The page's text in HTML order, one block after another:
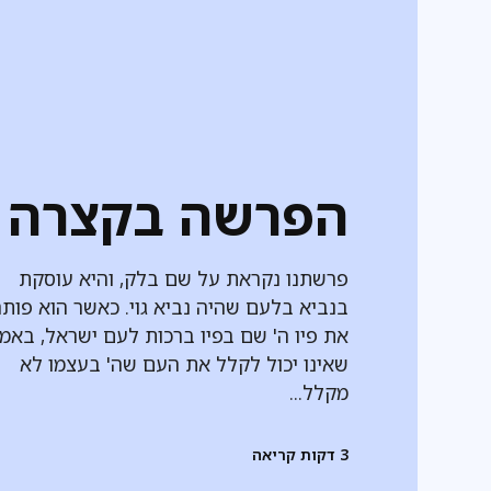
הפרשה בקצרה
פרשתנו נקראת על שם בלק, והיא עוסקת
בנביא בלעם שהיה נביא גוי. כאשר הוא
את פיו ה' שם בפיו ברכות לעם ישראל,
שאינו יכול לקלל את העם שה' בעצמו לא
מקלל...
3 דקות קריאה